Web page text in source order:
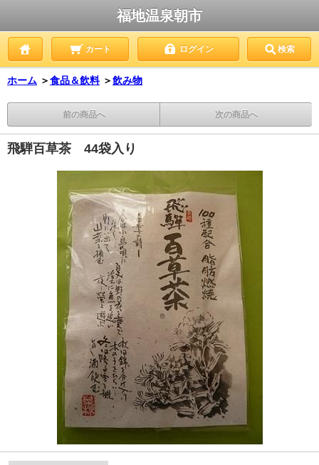
福地温泉朝市
カート ログイン 検索
ホーム ＞食品＆飲料 ＞飲み物
前の商品へ 次の商品へ
飛騨百草茶 44袋入り